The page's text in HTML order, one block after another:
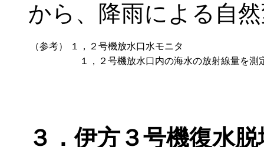
から、降雨による自
（参考）
１，２号機放水口水モニタ
１，２号機放水口内の海水の放射線量を測
３．伊方３号機復水